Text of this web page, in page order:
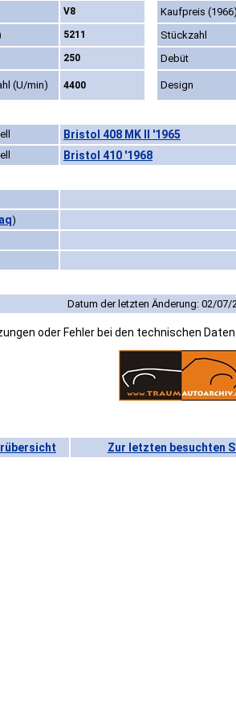
V8
Kaufpreis
5211
Stückzahl
250 Debüt
(U/min) 4400 Design
Bristol 408 MK II '1965
Bristol 410 '1968
)
Datum der letzten Änderung: 02/07/
oder Fehler bei den technischen
Zur letzten besuchten